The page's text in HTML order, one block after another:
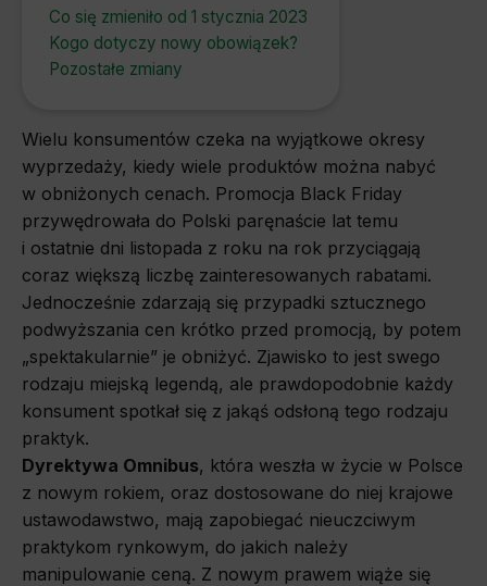
Co się zmieniło od 1 stycznia 2023
Kogo dotyczy nowy obowiązek?
Pozostałe zmiany
Wielu konsumentów czeka na wyjątkowe okresy
wyprzedaży, kiedy wiele produktów można nabyć
w obniżonych cenach. Promocja Black Friday
przywędrowała do Polski paręnaście lat temu
i ostatnie dni listopada z roku na rok przyciągają
coraz większą liczbę zainteresowanych rabatami.
Jednocześnie zdarzają się przypadki sztucznego
podwyższania cen krótko przed promocją, by potem
„spektakularnie” je obniżyć. Zjawisko to jest swego
rodzaju miejską legendą, ale prawdopodobnie każdy
konsument spotkał się z jakąś odsłoną tego rodzaju
praktyk.
Dyrektywa Omnibus, która weszła w życie w Polsce
z nowym rokiem, oraz dostosowane do niej krajowe
ustawodawstwo, mają zapobiegać nieuczciwym
praktykom rynkowym, do jakich należy
manipulowanie ceną. Z nowym prawem wiąże się